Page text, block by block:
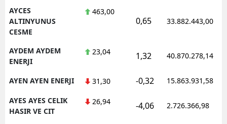
AYCES
ALTINYUNUS
CESME
463,00
0,65 33.882.443,00
AYDEM AYDEM
ENERJI
23,04 1,32 40.870.278,14
AYEN AYEN ENERJI 31,30 -0,32 15.863.931,58
AYES AYES CELIK
HASIR VE CIT
26,94 -4,06 2.726.366,98